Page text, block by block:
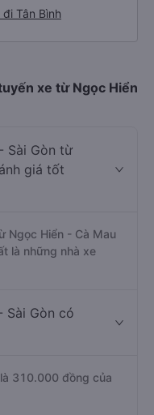
Tân Bình
xe từ Ngọc Hiển
Sài Gòn từ
giá tốt
Ngọc Hiển - Cà Mau
là những nhà xe
Sài Gòn có
310.000 đồng của